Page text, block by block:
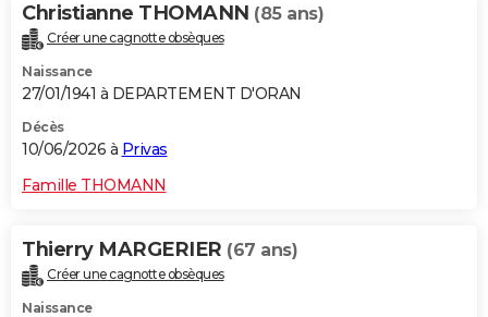
Christianne THOMANN (85 ans)
Créer une cagnotte obsèques
Naissance
27/01/1941 à DEPARTEMENT D'ORAN
Décès
10/06/2026 à Privas
Famille THOMANN
Thierry MARGERIER (67 ans)
Créer une cagnotte obsèques
Naissance